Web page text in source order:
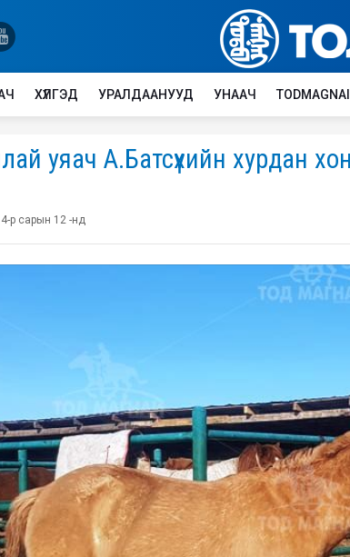
ХҮЛГЭД УРАЛДААНУУД УНААЧ
уяач А.Батсүхийн хурдан
р сарын 12 -нд